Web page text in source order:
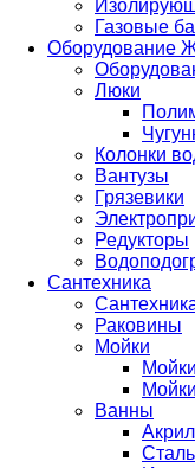
Газовые
Оборудование
Люки
Колонки
Вантузы
Грязевики
Редукторы
Сантехника
Раковины
Мойки
Ванны